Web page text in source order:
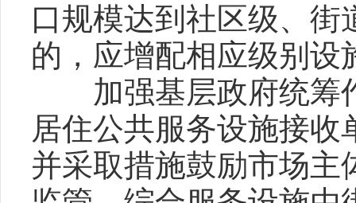
口规模达到社区级、
的，应增配相应级别设
加强基层政府统筹作
居住公共服务设施接
并采取措施鼓励市场主